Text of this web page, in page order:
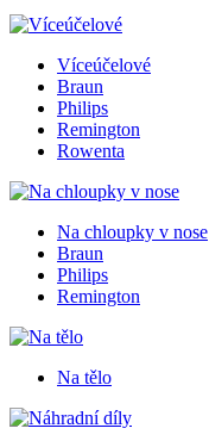
Víceúčelové
Braun
Philips
Remington
Rowenta
Na chloupky v nose
Braun
Philips
Remington
Na tělo